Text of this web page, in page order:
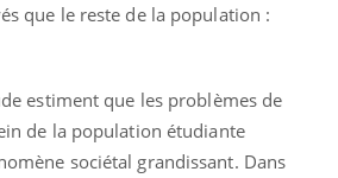
que le reste de la population :
estiment que les problèmes de
de la population étudiante
sociétal grandissant. Dans